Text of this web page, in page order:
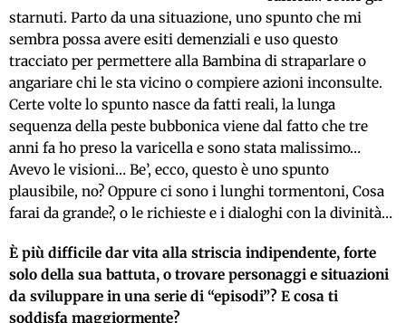
starnuti. Parto da una situazione, uno spunto che mi
sembra possa avere esiti demenziali e uso questo
tracciato per permettere alla Bambina di straparlare o
angariare chi le sta vicino o compiere azioni inconsulte.
Certe volte lo spunto nasce da fatti reali, la lunga
sequenza della peste bubbonica viene dal fatto che tre
anni fa ho preso la varicella e sono stata malissimo…
Avevo le visioni… Be’, ecco, questo è uno spunto
plausibile, no? Oppure ci sono i lunghi tormentoni, Cosa
farai da grande?, o le richieste e i dialoghi con la divinità…
È più difficile dar vita alla striscia indipendente, forte
solo della sua battuta, o trovare personaggi e situazioni
da sviluppare in una serie di “episodi”? E cosa ti
soddisfa maggiormente?